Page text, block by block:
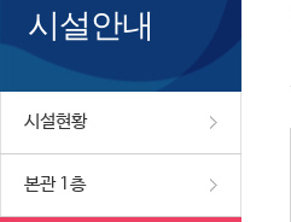
시설안내
시설현황
본관 1층